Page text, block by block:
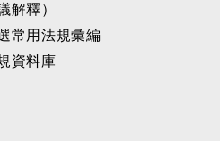
解釋）
常用法規彙編
資料庫